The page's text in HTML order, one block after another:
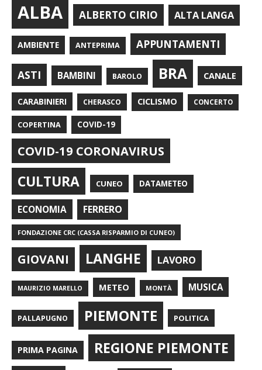
ALBA ALBERTO CIRIO ALTA LANGA
AMBIENTE ANTEPRIMA APPUNTAMENTI
ASTI BAMBINI BAROLO BRA CANALE
CARABINIERI CHERASCO CICLISMO CONCERTO
COPERTINA COVID-19
COVID-19 CORONAVIRUS
CULTURA CUNEO DATAMETEO
ECONOMIA FERRERO
FONDAZIONE CRC (CASSA RISPARMIO DI CUNEO)
GIOVANI LANGHE LAVORO
MAURIZIO MARELLO METEO MONTÀ MUSICA
PALLAPUGNO PIEMONTE POLITICA
PRIMA PAGINA REGIONE PIEMONTE